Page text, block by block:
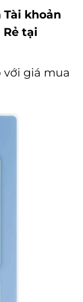
Tài khoản
Rẻ tại
với giá mua